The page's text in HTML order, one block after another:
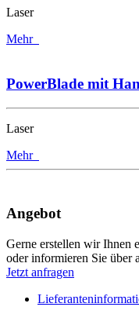
Laser
Mehr
PowerBlade mit
Laser
Mehr
Angebot
Gerne erstellen wir Ihnen
oder informieren Sie über
Jetzt anfragen